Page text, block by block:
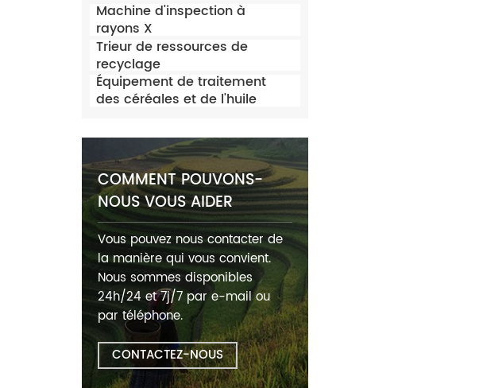
Machine d'inspection à
rayons X
Trieur de ressources de
recyclage
Équipement de traitement
des céréales et de l'huile
COMMENT POUVONS-
NOUS VOUS AIDER
Vous pouvez nous contacter de
la manière qui vous convient.
Nous sommes disponibles
24h/24 et 7j/7 par e-mail ou
par téléphone.
CONTACTEZ-NOUS